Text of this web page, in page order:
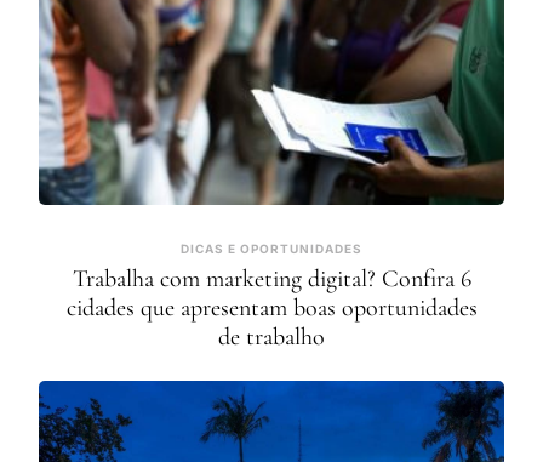
DICAS E OPORTUNIDADES
Trabalha com marketing digital? Confira 6
cidades que apresentam boas oportunidades
de trabalho